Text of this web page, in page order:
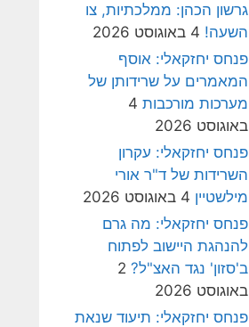
גרשון הכהן: ממלכתיות, צו
השעה! 4 באוגוסט 2026
פנחס יחזקאלי: אוסף
המאמרים על שרידותן של
מערכות מורכבות 4
באוגוסט 2026
פנחס יחזקאלי: עקרון
השרידות של ד"ר אורי
מילשטיין 4 באוגוסט 2026
פנחס יחזקאלי: מה גרם
להנהגת היישוב לפתוח
ב'סזון' נגד האצ"ל? 2
באוגוסט 2026
פנחס יחזקאלי: תיעוד שנאת